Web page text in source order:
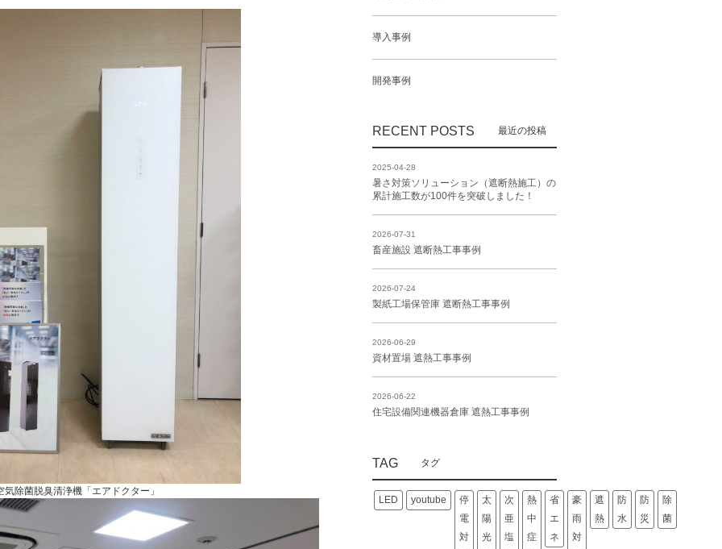
気除菌脱臭清浄機「エアドクター」
導入事例
開発事例
RECENT POSTS
2025-04-28
暑さ対策ソリューション（遮断熱施工）の
累計施工数が100件を突破しました！
2026-07-31
畜産施設 遮断熱工事事例
2026-07-24
製紙工場保管庫 遮断熱工事事例
2026-06-29
資材置場 遮熱工事事例
2026-06-22
住宅設備関連機器倉庫 遮熱工事事例
TAG
LED youtube
停
電
対
太
陽
光
次
亜
塩
熱
中
症
省
エ
ネ
豪
雨
対
遮
熱
防
水
防
災
除
菌